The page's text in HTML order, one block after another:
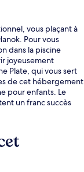
vous plaçant à
Pour vous
dans la piscine
joyeusement
Plate, qui vous sert
de cet hébergement
pour enfants. Le
un franc succès